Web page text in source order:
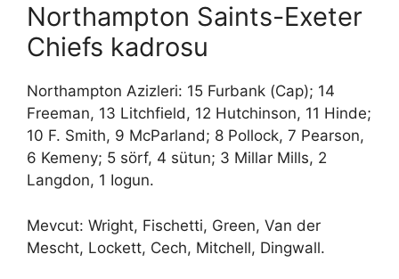
Northampton Saints-Exeter
Chiefs kadrosu
Northampton Azizleri: 15 Furbank (Cap); 14
Freeman, 13 Litchfield, 12 Hutchinson, 11 Hinde;
10 F. Smith, 9 McParland; 8 Pollock, 7 Pearson,
6 Kemeny; 5 sörf, 4 sütun; 3 Millar Mills, 2
Langdon, 1 Iogun.
Mevcut: Wright, Fischetti, Green, Van der
Mescht, Lockett, Cech, Mitchell, Dingwall.